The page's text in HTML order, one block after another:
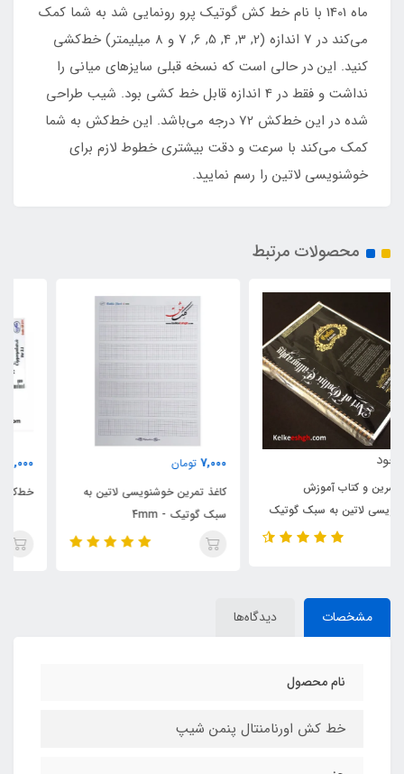
ماه 1401 با نام خط کش گوتیک پرو رونمایی شد به شما کمک
می‌کند در 7 اندازه (2, 3, 4, 5, 6, 7 و 8 میلیمتر) خط‌کشی
کنید. این در حالی است که نسخه قبلی سایزهای میانی را
نداشت و فقط در 4 اندازه قابل خط کشی بود. شیب طراحی
شده در این خط‌کش 72 درجه می‌باشد. این خط‌کش به شما
کمک می‌کند با سرعت و دقت بیشتری خطوط لازم برای
خوشنویسی لاتین را رسم نمایید.
محصولات مرتبط
کاغذ تمرین خوشنویسی لاتین به
سبک گوتیک - 4mm
خط‌کش کاپرپلیت حرفه ای (پرو)
مشخصات دیدگاه‌ها
نام محصول
خط کش اورنامنتال پنمن شیپ